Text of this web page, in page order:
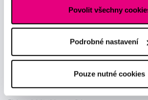
Povolit všechny
Podrobné nastavení
Pouze nutné cookies
Obchodní podmínky
Zpracování údajů - smlouva
Zpracování údajů - marketing